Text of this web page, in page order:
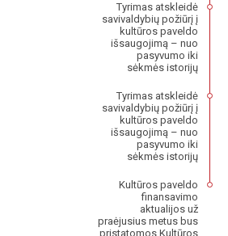
Tyrimas atskleidė
savivaldybių požiūrį į
kultūros paveldo
išsaugojimą – nuo
pasyvumo iki
sėkmės istorijų
Tyrimas atskleidė
savivaldybių požiūrį į
kultūros paveldo
išsaugojimą – nuo
pasyvumo iki
sėkmės istorijų
Kultūros paveldo
finansavimo
aktualijos už
praėjusius metus bus
pristatomos Kultūros